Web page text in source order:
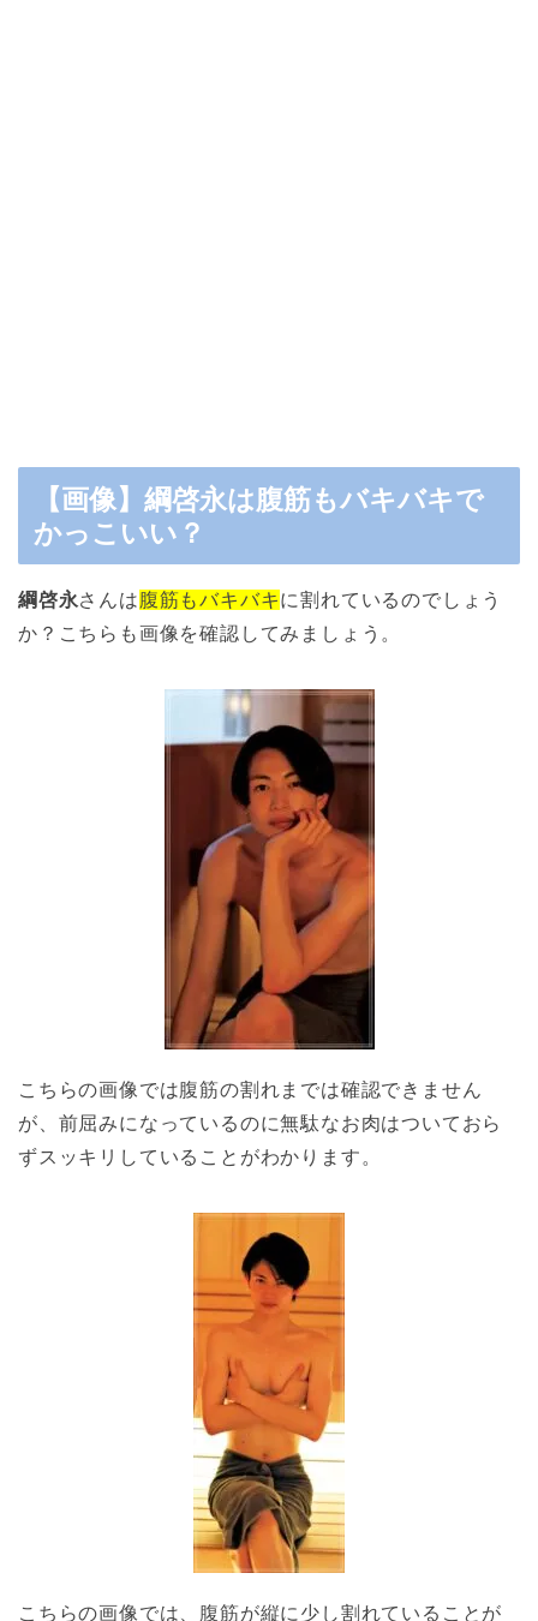
【画像】綱啓永は腹筋もバキバキで
かっこいい？
綱啓永さんは腹筋もバキバキに割れているのでしょう
か？こちらも画像を確認してみましょう。
こちらの画像では腹筋の割れまでは確認できません
が、前屈みになっているのに無駄なお肉はついておら
ずスッキリしていることがわかります。
こちらの画像では、腹筋が縦に少し割れていることが